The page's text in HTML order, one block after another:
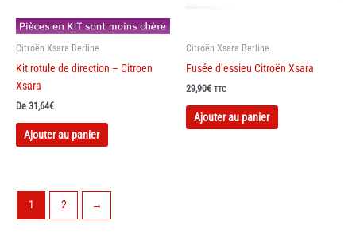
Citroën Xsara Berline
Kit rotule de direction – Citroen
Xsara
De 31,64€
Ajouter au panier
Citroën Xsara Berline
Fusée d’essieu Citroën Xsara
29,90€ TTC
Ajouter au panier
Ce
produit
1 2 →